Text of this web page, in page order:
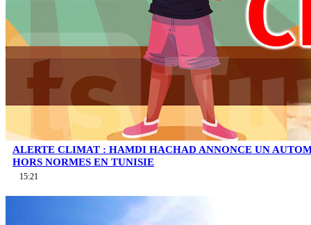
ALERTE CLIMAT : HAMDI HACHAD ANNONCE UN
HORS NORMES EN TUNISIE
15:21